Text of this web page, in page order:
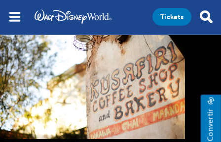
Tickets
Convertir